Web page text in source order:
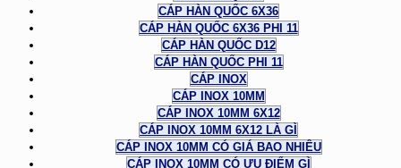
CÁP HÀN QUỐC 6X36
CÁP HÀN QUỐC 6X36 PHI 11
CÁP HÀN QUỐC D12
CÁP HÀN QUỐC PHI 11
CÁP INOX
CÁP INOX 10MM
CÁP INOX 10MM 6X12
CÁP INOX 10MM 6X12 LÀ GÌ
CÁP INOX 10MM CÓ GIÁ BAO NHIÊU
CÁP INOX 10MM CÓ ƯU ĐIỂM GÌ